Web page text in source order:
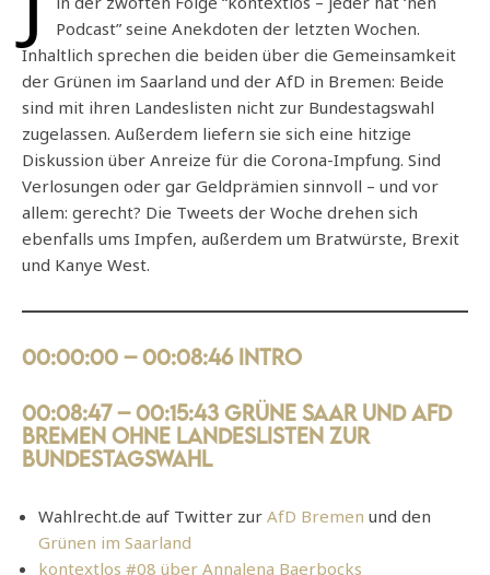
Podcast” seine Anekdoten der letzten Wochen.
Inhaltlich sprechen die beiden über die Gemeinsamkeit
der Grünen im Saarland und der AfD in Bremen: Beide
sind mit ihren Landeslisten nicht zur Bundestagswahl
zugelassen. Außerdem liefern sie sich eine hitzige
Diskussion über Anreize für die Corona-Impfung. Sind
Verlosungen oder gar Geldprämien sinnvoll – und vor
allem: gerecht? Die Tweets der Woche drehen sich
ebenfalls ums Impfen, außerdem um Bratwürste, Brexit
und Kanye West.
00:00:00 – 00:08:46 Intro
00:08:47 – 00:15:43 Grüne Saar und AfD
Bremen ohne Landeslisten zur
Bundestagswahl
Wahlrecht.de auf Twitter zur AfD Bremen und den
Grünen im Saarland
kontextlos #08 über Annalena Baerbocks